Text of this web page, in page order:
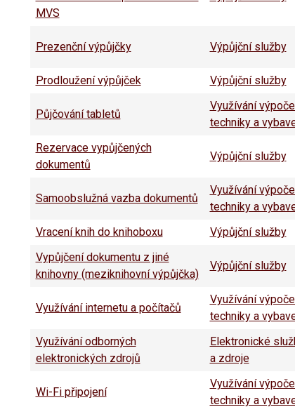
MVS
Prezenční výpůjčky Výpůjční služby
Prodloužení výpůjček
Výpůjční služby
Půjčování tabletů
Využívání
techniky a
Rezervace vypůjčených
dokumentů
Výpůjční služby
Samoobslužná vazba dokumentů
Využívání
techniky a
Vracení knih do knihoboxu
Výpůjční služby
Vypůjčení dokumentu z jiné
knihovny (meziknihovní výpůjčka)
Výpůjční služby
Využívání internetu a počítačů
Využívání
techniky a
Využívání odborných
elektronických zdrojů
Elektronické
a zdroje
Wi-Fi připojení
Využívání
techniky a